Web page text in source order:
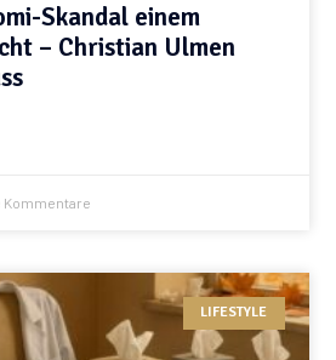
Skandal einem
– Christian Ulmen
Kommentare
LIFESTYLE